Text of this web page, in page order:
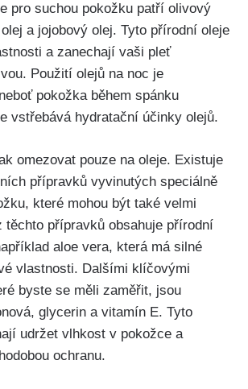
pro suchou pokožku patří olivový⁢
a jojobový olej. Tyto ⁢přírodní oleje
a zanechají vaši pleť
Použití olejů na noc je
pokožka během spánku‍
vstřebává hydratační účinky olejů.
omezovat pouze na oleje. Existuje
přípravků vyvinutých ⁤speciálně
které mohou ⁣být také ⁣velmi
těchto přípravků obsahuje přírodní
aloe vera, která má silné‍
vlastnosti. Dalšími ‍klíčovými
byste se měli zaměřit, jsou
glycerin a vitamín E. Tyto
⁣udržet vlhkost v ⁢pokožce a
ochranu.